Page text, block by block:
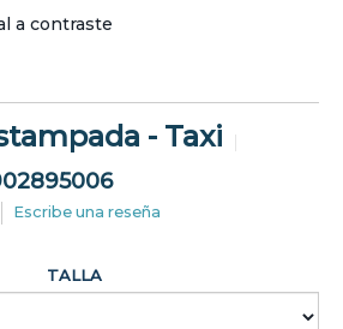
a contraste
- Taxi
Escribe una reseña
TALLA